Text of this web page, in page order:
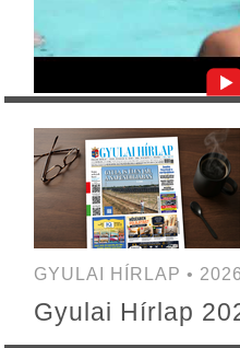
GYULAI HÍRLAP •
Gyulai Hírlap